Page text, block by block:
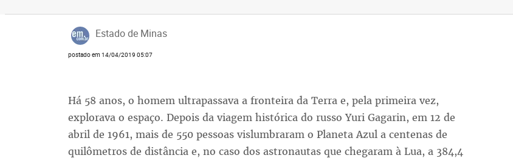
Estado de Minas
postado em 14/04/2019 05:07
Há 58 anos, o homem ultrapassava a fronteira da Terra e, pela primeira vez,
explorava o espaço. Depois da viagem histórica do russo Yuri Gagarin, em 12 de
abril de 1961, mais de 550 pessoas vislumbraram o Planeta Azul a centenas de
quilômetros de distância e, no caso dos astronautas que chegaram à Lua, a 384,4